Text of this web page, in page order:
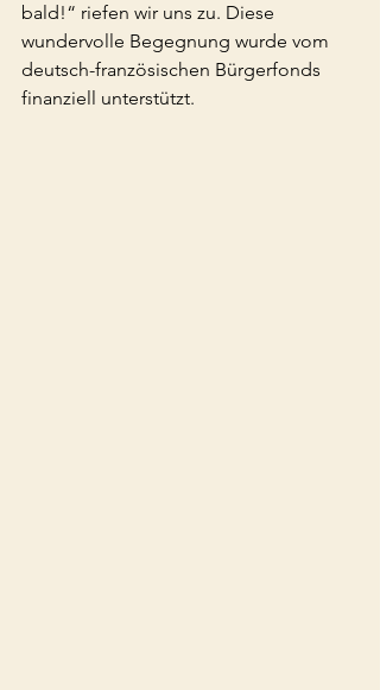
bald!“ riefen wir uns zu. Diese
wundervolle Begegnung wurde vom
deutsch-französischen Bürgerfonds
finanziell unterstützt.